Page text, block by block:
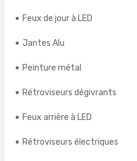
Feux de jour à LED
Jantes Alu
Peinture métal
Rétroviseurs dégivrants
Feux arrière à LED
Rétroviseurs électriques